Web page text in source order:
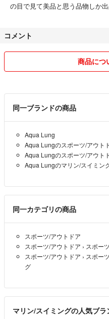
の目で見て美品と思う品物しか出
コメント
商品につ
同一ブランドの商品
Aqua Lung
Aqua Lungのスポーツ/アウト
Aqua Lungのスポーツ/アウト
Aqua Lungのマリン/スイミン
同一カテゴリの商品
スポーツ/アウトドア
スポーツ/アウトドア › スポー
スポーツ/アウトドア › スポー
グ
マリン/スイミングの人気ブ